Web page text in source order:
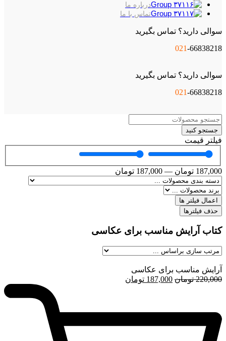
درباره ما
تماس با ما
سوالی دارید؟ تماس بگیرید
021-66838218
سوالی دارید؟ تماس بگیرید
021-66838218
جستجو کنید
فیلتر قیمت
187,000 تومان —
187,000 تومان
اعمال فیلتر ها
حذف فیلترها
کتاب آرایش مناسب برای عکاسی
آرایش مناسب برای عکاسی
220,000 تومان قیمت
187,000 تومان